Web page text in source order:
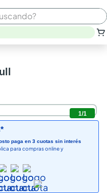
1/1
paga en 3 cuotas sin interés
para compras online y